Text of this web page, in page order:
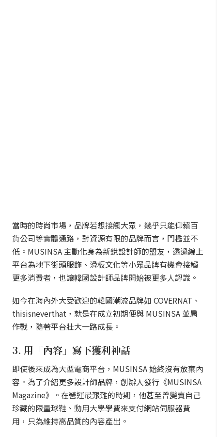
當時的時尚市場，品牌若想接觸大眾，幾乎只能仰賴百
貨公司等實體通路，對資源有限的品牌而言，門檻並不
低。MUSINSA 主動化身為新銳設計師的盟友，透過線上
平台為地下街頭服飾、滑板文化等小眾品牌有機會接觸
更多消費者，也讓韓國設計師品牌開始被更多人認識。
如今在海內外大受歡迎的韓國潮流品牌如 COVERNAT、
thisisneverthat，就是在成立初期便與 MUSINSA 並肩
作戰，隨著平台壯大一路成長。
3. 用「內容」寫下獲利神話
即使後來成為大型電商平台，MUSINSA 始終沒有放棄內
容。為了介紹更多設計師品牌，創辦人發行《MUSINSA
Magazine》。在營運最艱難的時期，他甚至曾變賣自己
珍藏的限量球鞋、動用大學學費來支付網站伺服器費
用，只為維持高品質的內容產出。